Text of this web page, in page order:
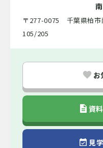
取引態様 仲介（専任
地目 宅地
※都市ガス
設はござ
費用が発生します。 水
引き込みございます。
準法第22条
〒277-0075 千葉県柏市
105/205
お
資
見